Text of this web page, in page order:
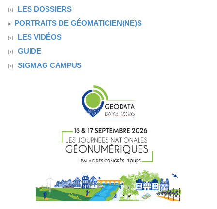
LES DOSSIERS
PORTRAITS DE GÉOMATICIEN(NE)S
LES VIDÉOS
GUIDE
SIGMAG CAMPUS